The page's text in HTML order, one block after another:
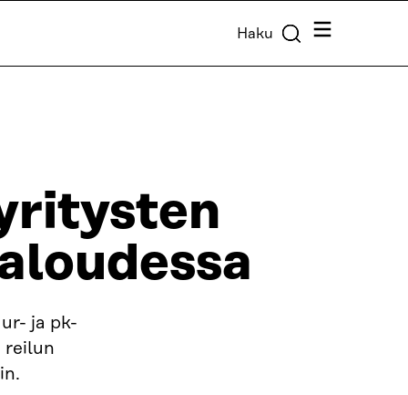
Haku Valikko
ja pk-
reilun